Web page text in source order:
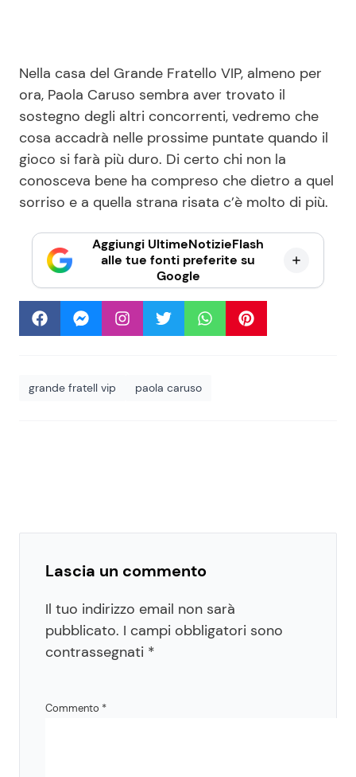
Nella casa del Grande Fratello VIP, almeno per
ora, Paola Caruso sembra aver trovato il
sostegno degli altri concorrenti, vedremo che
cosa accadrà nelle prossime puntate quando il
gioco si farà più duro. Di certo chi non la
conosceva bene ha compreso che dietro a quel
sorriso e a quella strana risata c’è molto di più.
Aggiungi UltimeNotizieFlash
alle tue fonti preferite su
Google
grande fratell vip paola caruso
Lascia un commento
Il tuo indirizzo email non sarà
pubblicato. I campi obbligatori sono
contrassegnati *
Commento *